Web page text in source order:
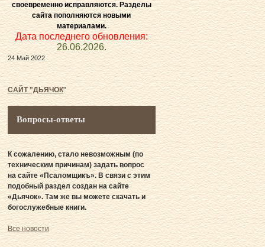
своевременно исправляются. Разделы
сайта пополняются новыми
материалами.
Дата последнего обновления:
26.06.2026.
24 Май 2022
САЙТ "ДЬЯЧОК"
Вопросы-ответы
К сожалению, стало невозможным (по
техническим причинам) задать вопрос
на сайте «Псаломщикъ». В связи с этим
подобный раздел создан на сайте
«Дьячок». Там же вы можете скачать и
богослужебные книги.
Все новости